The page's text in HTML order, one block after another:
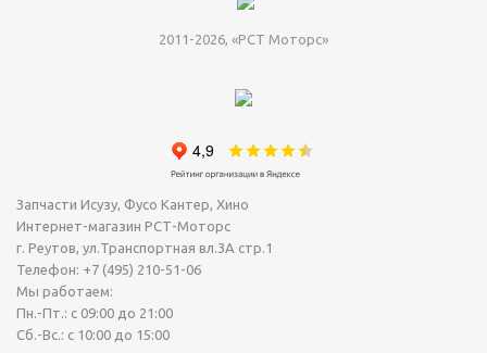
2011-2026, «РСТ Моторс»
Запчасти Исузу, Фусо Кантер, Хино
Интернет-магазин РСТ-Моторс
г. Реутов, ул.Транспортная вл.3А стр.1
Телефон: +7 (495) 210-51-06
Мы работаем:
Пн.-Пт.: с 09:00 до 21:00
Сб.-Вс.: с 10:00 до 15:00